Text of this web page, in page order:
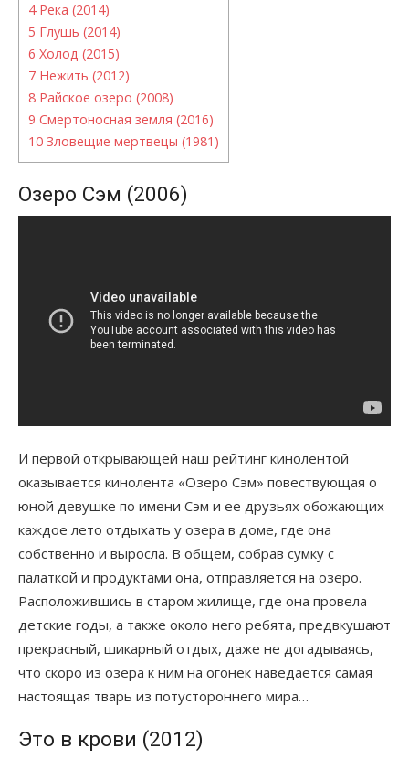
4Река (2014)
5 Глушь (2014)
6 Холод (2015)
7 Нежить (2012)
8 Райское озеро (2008)
9 Смертоносная земля (2016)
10 Зловещие мертвецы (1981)
Озеро Сэм (2006)
И первой открывающей наш рейтинг кинолентой
оказывается кинолента «Озеро Сэм» повествующая о
юной девушке по имени Сэм и ее друзьях обожающих
каждое лето отдыхать у озера в доме, где она
собственно и выросла. В общем, собрав сумку с
палаткой и продуктами она, отправляется на озеро.
Расположившись в старом жилище, где она провела
детские годы, а также около него ребята, предвкушают
прекрасный, шикарный отдых, даже не догадываясь,
что скоро из озера к ним на огонек наведается самая
настоящая тварь из потустороннего мира…
Это в крови (2012)